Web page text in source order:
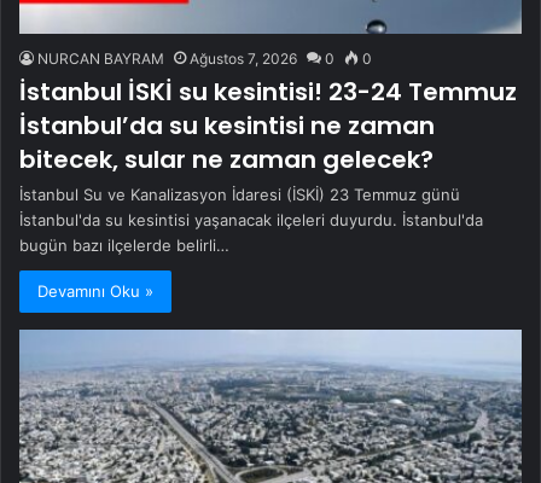
NURCAN BAYRAM Ağustos 7, 2026 0 0
İstanbul İSKİ su kesintisi! 23-24 Temmuz
İstanbul’da su kesintisi ne zaman
bitecek, sular ne zaman gelecek?
İstanbul Su ve Kanalizasyon İdaresi (İSKİ) 23 Temmuz günü
İstanbul'da su kesintisi yaşanacak ilçeleri duyurdu. İstanbul'da
bugün bazı ilçelerde belirli…
Devamını Oku »